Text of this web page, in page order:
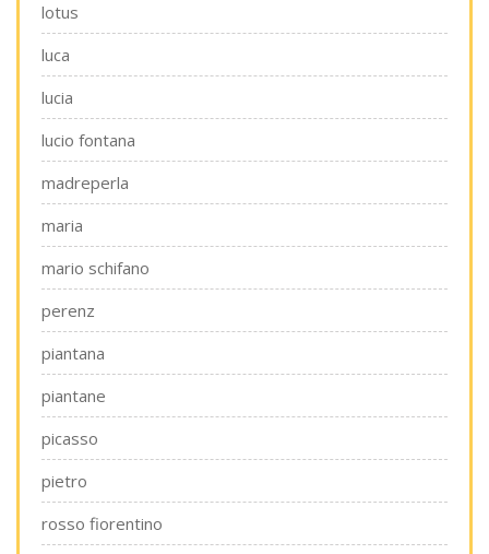
lotus
luca
lucia
lucio fontana
madreperla
maria
mario schifano
perenz
piantana
piantane
picasso
pietro
rosso fiorentino